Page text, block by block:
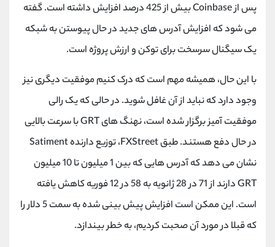
پس از Coinbase بیش از 425 درصد افزایش داشته است. گفته
می شود که افزایش آدرس های جدید در حال پیوستن به شبکه
یک سیگنال سرسخت برای توکن و ارزش پروژه است.
با این حال، همیشه مهم است که درک کنیم موفقیت دیگری نیز
وجود دارد که نباید از آن غافل شوید. در حالی که یک رالی
موفقیت آمیز برگزار شده است، نهنگ های GRT با سرعت بالایی
در حال دفع هستند. طبق FXStreet، توزیع دارنده Satiment
نشان می دهد که آدرس هایی که بین 1 میلیون تا 10 میلیون
GRT دارند از 71 در 28 ژانویه به 58 در 12 فوریه کاهش یافته
است. این ممکن است افزایش پیش بینی شده به سمت 5 دلار را
که قبلا در مورد آن صحبت کردیم، به خطر بیندازد.